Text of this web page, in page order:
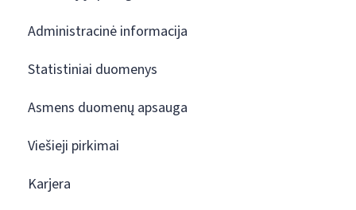
Administracinė informacija
Statistiniai duomenys
Asmens duomenų apsauga
Viešieji pirkimai
Karjera